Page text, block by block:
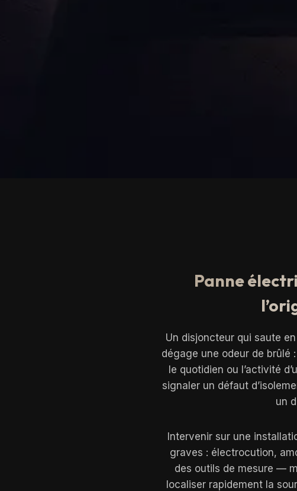
Panne
Un disjoncteur qui saute
dégage une odeur de brûlé
le quotidien ou l’activité
signaler un défaut
un
Intervenir sur une
graves : électrocution,
des outils de mesure —
localiser rapidement la